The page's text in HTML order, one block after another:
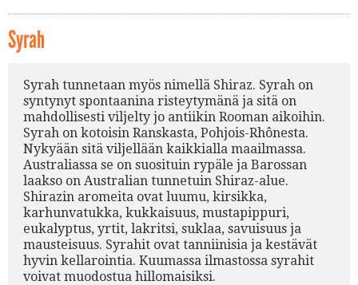
Syrah
Syrah tunnetaan myös nimellä Shiraz. Syrah on
syntynyt spontaanina risteytymänä ja sitä on
mahdollisesti viljelty jo antiikin Rooman aikoihin.
Syrah on kotoisin Ranskasta, Pohjois-Rhônesta.
Nykyään sitä viljellään kaikkialla maailmassa.
Australiassa se on suosituin rypäle ja Barossan
laakso on Australian tunnetuin Shiraz-alue.
Shirazin aromeita ovat luumu, kirsikka,
karhunvatukka, kukkaisuus, mustapippuri,
eukalyptus, yrtit, lakritsi, suklaa, savuisuus ja
mausteisuus. Syrahit ovat tanniinisia ja kestävät
hyvin kellarointia. Kuumassa ilmastossa syrahit
voivat muodostua hillomaisiksi.